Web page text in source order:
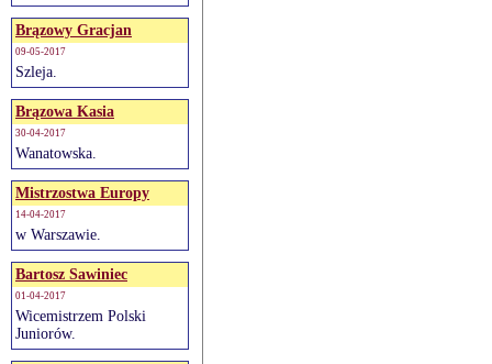
Brązowy Gracjan
09-05-2017
Szleja.
Brązowa Kasia
30-04-2017
Wanatowska.
Mistrzostwa Europy
14-04-2017
w Warszawie.
Bartosz Sawiniec
01-04-2017
Wicemistrzem Polski
Juniorów.